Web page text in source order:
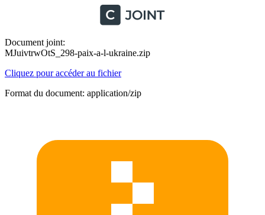
Document joint:
MJuivtrwOtS_298-paix-a-l-ukraine.zip
Cliquez pour accéder au fichier
Format du document: application/zip